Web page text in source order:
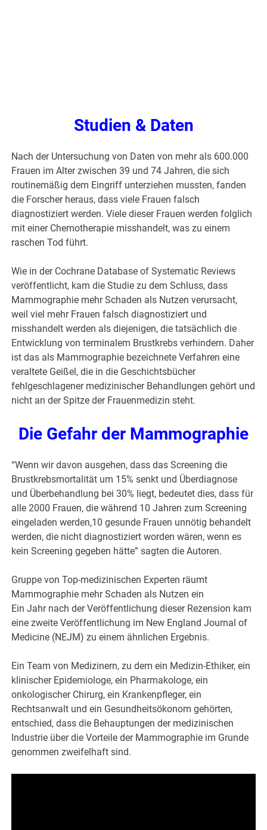
Studien & Daten
Nach der Untersuchung von Daten von mehr als 600.000
Frauen im Alter zwischen 39 und 74 Jahren, die sich
routinemäßig dem Eingriff unterziehen mussten, fanden
die Forscher heraus, dass viele Frauen falsch
diagnostiziert werden. Viele dieser Frauen werden folglich
mit einer Chemotherapie misshandelt, was zu einem
raschen Tod führt.
Wie in der Cochrane Database of Systematic Reviews
veröffentlicht, kam die Studie zu dem Schluss, dass
Mammographie mehr Schaden als Nutzen verursacht,
weil viel mehr Frauen falsch diagnostiziert und
misshandelt werden als diejenigen, die tatsächlich die
Entwicklung von terminalem Brustkrebs verhindern. Daher
ist das als Mammographie bezeichnete Verfahren eine
veraltete Geißel, die in die Geschichtsbücher
fehlgeschlagener medizinischer Behandlungen gehört und
nicht an der Spitze der Frauenmedizin steht.
Die Gefahr der Mammographie
“Wenn wir davon ausgehen, dass das Screening die
Brustkrebsmortalität um 15% senkt und Überdiagnose
und Überbehandlung bei 30% liegt, bedeutet dies, dass für
alle 2000 Frauen, die während 10 Jahren zum Screening
eingeladen werden,10 gesunde Frauen unnötig behandelt
werden, die nicht diagnostiziert worden wären, wenn es
kein Screening gegeben hätte” sagten die Autoren.
Gruppe von Top-medizinischen Experten räumt
Mammographie mehr Schaden als Nutzen ein
Ein Jahr nach der Veröffentlichung dieser Rezension kam
eine zweite Veröffentlichung im New England Journal of
Medicine (NEJM) zu einem ähnlichen Ergebnis.
Ein Team von Medizinern, zu dem ein Medizin-Ethiker, ein
klinischer Epidemiologe, ein Pharmakologe, ein
onkologischer Chirurg, ein Krankenpfleger, ein
Rechtsanwalt und ein Gesundheitsökonom gehörten,
entschied, dass die Behauptungen der medizinischen
Industrie über die Vorteile der Mammographie im Grunde
genommen zweifelhaft sind.